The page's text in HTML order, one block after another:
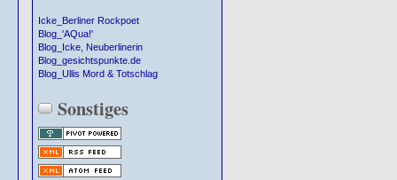
Icke_Berliner Rockpoet
Blog_'AQua!'
Blog_Icke, Neuberlinerin
Blog_gesichtspunkte.de
Blog_Ullis Mord & Totschlag
Sonstiges